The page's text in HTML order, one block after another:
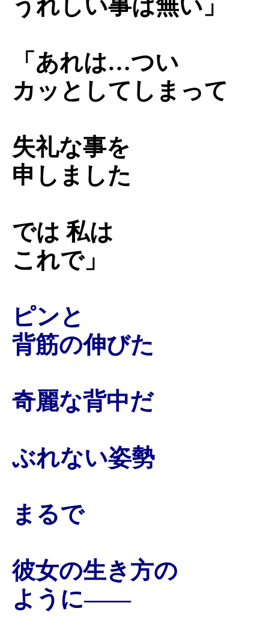
うれしい事は無い」
「あれは…つい
カッとしてしまって
失礼な事を
申しました
では 私は
これで」
ピンと
背筋の伸びた
奇麗な背中だ
ぶれない姿勢
まるで
彼女の生き方の
ように――